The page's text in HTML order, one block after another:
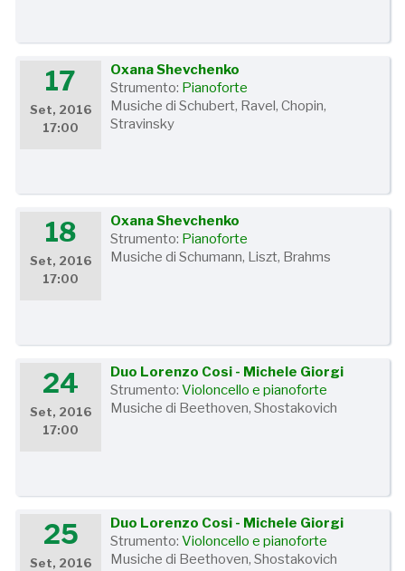
17
Set, 2016
17:00
Oxana Shevchenko
Strumento: Pianoforte
Musiche di Schubert, Ravel, Chopin,
Stravinsky
18
Set, 2016
17:00
Oxana Shevchenko
Strumento: Pianoforte
Musiche di Schumann, Liszt, Brahms
24
Set, 2016
17:00
Duo Lorenzo Cosi - Michele Giorgi
Strumento:Violoncello e pianoforte
Musiche di Beethoven, Shostakovich
25
Set, 2016
Duo Lorenzo Cosi - Michele Giorgi
Strumento:Violoncello e pianoforte
Musiche di Beethoven, Shostakovich